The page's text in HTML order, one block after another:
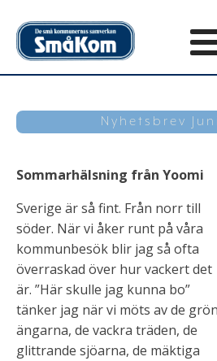
Nyhetsbrev
Sommarhälsning från Yoomi
Sverige är så fint. Från norr till
söder. När vi åker runt på våra
kommunbesök blir jag så ofta
överraskad över hur vackert det
är. ”Här skulle jag kunna bo”
tänker jag när vi möts av de
ängarna, de vackra träden, de
glittrande sjöarna, de mäktiga